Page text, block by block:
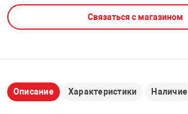
ДОМА
ТЕХНИКА
Связаться с магазином
Описание Характеристики Наличие